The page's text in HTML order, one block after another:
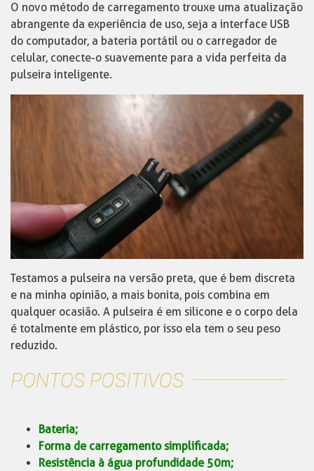
O novo método de carregamento trouxe uma atualização
abrangente da experiência de uso, seja a interface USB
do computador, a bateria portátil ou o carregador de
celular, conecte-o suavemente para a vida perfeita da
pulseira inteligente.
Testamos a pulseira na versão preta, que é bem discreta
e na minha opinião, a mais bonita, pois combina em
qualquer ocasião. A pulseira é em silicone e o corpo dela
é totalmente em plástico, por isso ela tem o seu peso
reduzido.
Bateria;
Forma de carregamento simplificada;
Resistência à água profundidade 50m;